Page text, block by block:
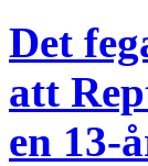
Det
att
en 13-